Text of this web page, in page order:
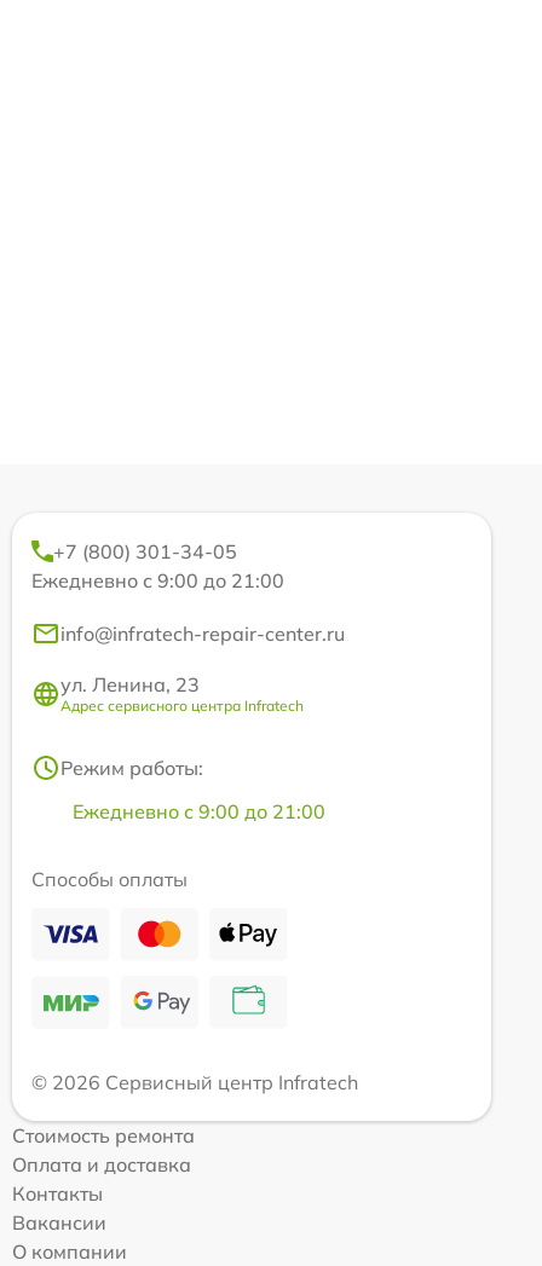
+7 (800) 301-34-05
Ежедневно с 9:00 до 21:00
info@infratech-repair-center.ru
ул. Ленина, 23
Адрес сервисного центра Infratech
Режим работы:
Ежедневно с 9:00 до 21:00
Способы оплаты
© 2026 Сервисный центр Infratech
Стоимость ремонта
Оплата и доставка
Контакты
Вакансии
О компании